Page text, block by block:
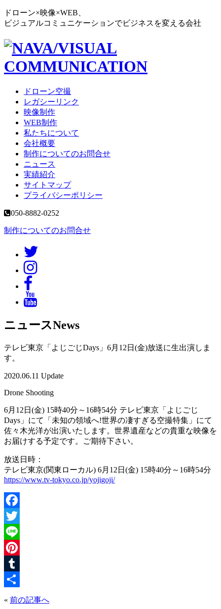
ドローン×映像×WEB、
ビジュアルコミュニケーションでビジネスを変える会社
ドローン空撮
レガシーリンク
映像制作
WEB制作
私たちについて
会社概要
制作についてのお問合せ
ニュース
実績紹介
サイトマップ
プライバシーポリシー
050-8882-0252
制作についてのお問合せ
ニュースNews
テレビ東京「よじごじDays」6月12日(金)放送に生出演しま
す。
2020.06.11 Update
Drone Shooting
6月12日(金) 15時40分～16時54分 テレビ東京「よじごじ
Days」にて「未知の領域へ!世界の凄すぎる空撮特集」にて
佐々木光洋が出演いたします。世界遺産などの貴重な映像を
お届けする予定です。ご期待下さい。
放送日時：
テレビ東京(関東ローカル) 6月12日(金) 15時40分～16時54分
https://www.tv-tokyo.co.jp/yojigoji/
Facebook
Twitter
Line
Pinterest
Tumblr
共
« 前の記事へ